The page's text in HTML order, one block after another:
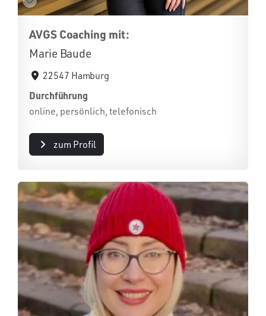
AVGS Coaching mit:
Marie Baude
22547 Hamburg
Durchführung
online, persönlich, telefonisch
zum Profil